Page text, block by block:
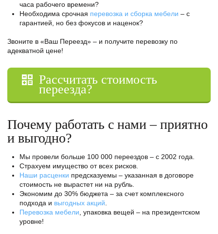
часа рабочего времени?
Необходима срочная перевозка и сборка мебели – с
гарантией, но без фокусов и наценок?
Звоните в «Ваш Переезд» – и получите перевозку по
адекватной цене!
Рассчитать стоимость
переезда?
Почему работать с нами – приятно
и выгодно?
Мы провели больше 100 000 переездов – с 2002 года.
Страхуем имущество от всех рисков.
Наши расценки предсказуемы – указанная в договоре
стоимость не вырастет ни на рубль.
Экономим до 30% бюджета – за счет комплексного
подхода и выгодных акций
Перевозка мебели , упаковка вещей – на президентском
уровне!